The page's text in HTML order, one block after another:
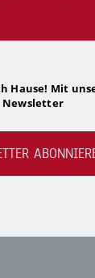
Hause! Mit
Newsletter